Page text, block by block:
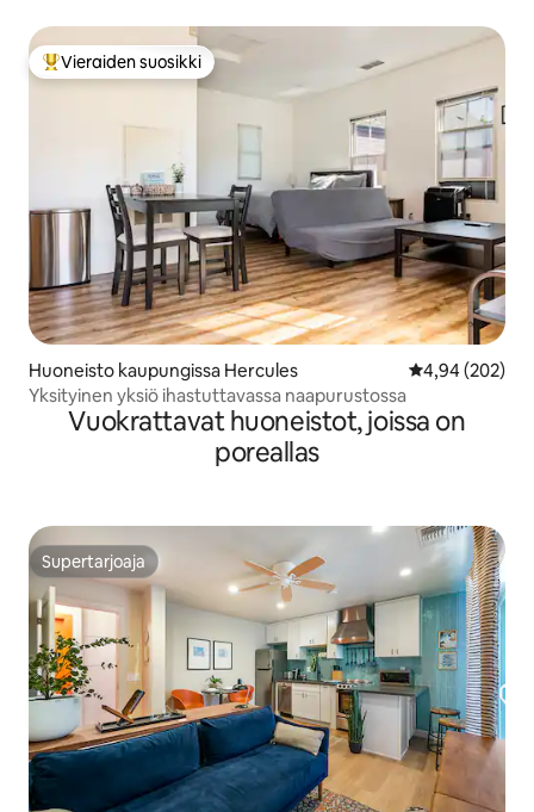
Vieraiden suosikkien parhaimmistoa
Vieraiden suosikki
Huoneisto kaupungissa Hercules
4,94 (202)
Yksityinen yksiö ihastuttavassa naapurustossa
Vuokrattavat huoneistot, joissa on
poreallas
Supertarjoaja
Supertarjoaja